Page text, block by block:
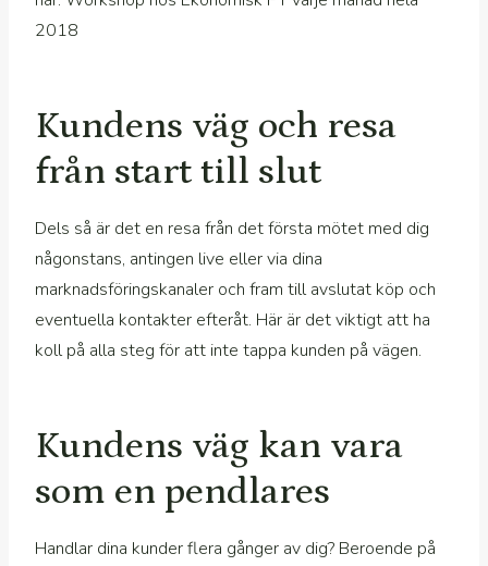
2018
Kundens väg och resa
från start till slut
Dels så är det en resa från det första mötet med dig
någonstans, antingen live eller via dina
marknadsföringskanaler och fram till avslutat köp och
eventuella kontakter efteråt. Här är det viktigt att ha
koll på alla steg för att inte tappa kunden på vägen.
Kundens väg kan vara
som en pendlares
Handlar dina kunder flera gånger av dig? Beroende på